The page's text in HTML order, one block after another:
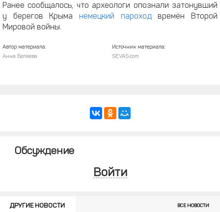
Ранее сообщалось, что археологи опознали затонувший
у берегов Крыма немецкий пароходвремён Второй
Мировой войны.
Автор материала:
Анна Беляева
Источник материала:
SEVAS.com
Обсуждение
Войти
ДРУГИЕ НОВОСТИ ВСЕ НОВОСТИ